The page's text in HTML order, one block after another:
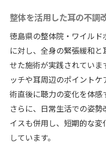
整体を活用した耳の不調
徳島県の整体院・ワイル
に対し、全身の緊張緩和
せた施術が実践されてい
ッチや耳周辺のポイント
術直後に聴力の変化を体感
さらに、日常生活での姿
イスも併用し、短期的な
しています。